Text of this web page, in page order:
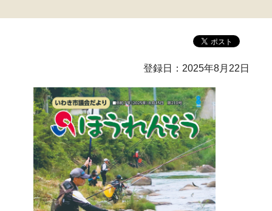
登録日：2025年8月22日